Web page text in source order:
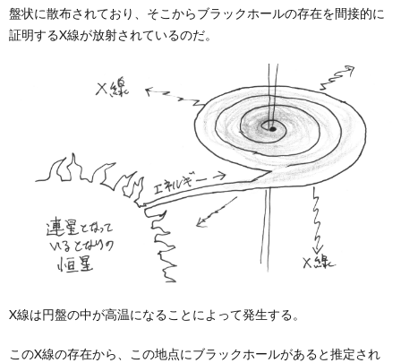
盤状に散布されており、そこからブラックホールの存在を間接的に
証明するX線が放射されているのだ。
X線は円盤の中が高温になることによって発生する。
このX線の存在から、この地点にブラックホールがあると推定され